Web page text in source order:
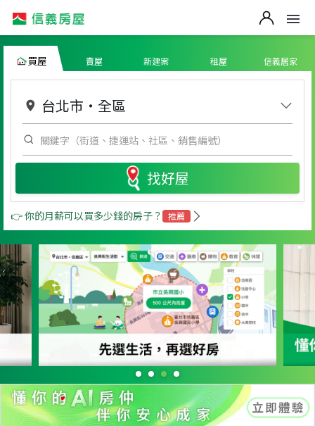
買屋 賣屋 新建案 租屋 信義居家
台北市 ・ 全區
找好屋
👉 你的月薪可以買多少錢的房子？ 推薦